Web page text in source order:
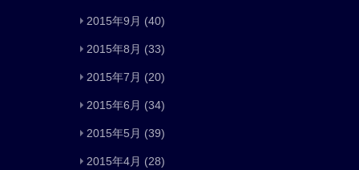
2015年9月 (40)
2015年8月 (33)
2015年7月 (20)
2015年6月 (34)
2015年5月 (39)
2015年4月 (28)